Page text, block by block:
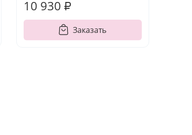
10 930 ₽
Заказать